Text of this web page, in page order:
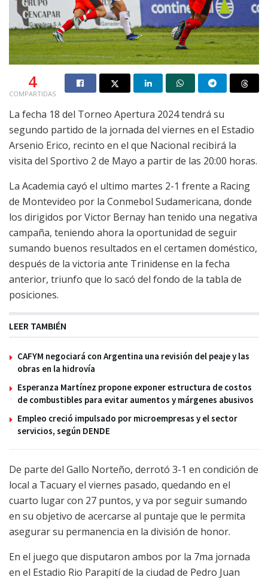
4
COMPARTIDAS
La fecha 18 del Torneo Apertura 2024 tendrá su
segundo partido de la jornada del viernes en el Estadio
Arsenio Erico, recinto en el que Nacional recibirá la
visita del Sportivo 2 de Mayo a partir de las 20:00 horas.
La Academia cayó el ultimo martes 2-1 frente a Racing
de Montevideo por la Conmebol Sudamericana, donde
los dirigidos por Victor Bernay han tenido una negativa
campaña, teniendo ahora la oportunidad de seguir
sumando buenos resultados en el certamen doméstico,
después de la victoria ante Trinidense en la fecha
anterior, triunfo que lo sacó del fondo de la tabla de
posiciones.
LEER TAMBIÉN
CAFYM negociará con Argentina una revisión del peaje y las
obras en la hidrovía
Esperanza Martínez propone exponer estructura de costos
de combustibles para evitar aumentos y márgenes abusivos
Empleo creció impulsado por microempresas y el sector
servicios, según DENDE
De parte del Gallo Norteño, derrotó 3-1 en condición de
local a Tacuary el viernes pasado, quedando en el
cuarto lugar con 27 puntos, y va por seguir sumando
en su objetivo de acercarse al puntaje que le permita
asegurar su permanencia en la división de honor.
En el juego que disputaron ambos por la 7ma jornada
en el Estadio Rio Parapití de la ciudad de Pedro Juan